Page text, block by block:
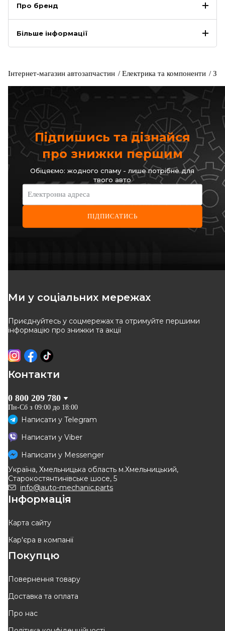
Про бренд
Більше інформації
Інтернет-магазин автозапчастин Електрика та компоненти
Підпишись та дізнайся
про знижки першим
Обіцяємо: жодного спаму - лише потрібне для
твого авто
Електронна адреса
ПІДПИСАТИСЬ
Ми у соціальних мережах
Приєднуйтесь у соцмережах та отримуйте першими
інформацію про знижки та акції
Контакти
0 800 209 780
Пн-Сб з 09:00 до 18:00
Написати у Telegram
Написати у Viber
Написати у Messenger
Україна, Хмельницька область м.Хмельницький,
Старокостянтинівське шосе, 5
info@auto-mechanic.parts
Інформація
Карта сайту
Кар'єра в компанії
Покупцю
Повернення товару
Доставка та оплата
Про нас